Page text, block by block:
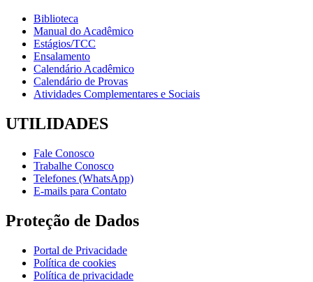
Biblioteca
Manual do Acadêmico
Estágios/TCC
Ensalamento
Calendário Acadêmico
Calendário de Provas
Atividades Complementares e Sociais
UTILIDADES
Fale Conosco
Trabalhe Conosco
Telefones (WhatsApp)
E-mails para Contato
Proteção de Dados
Portal de Privacidade
Política de cookies
Política de privacidade